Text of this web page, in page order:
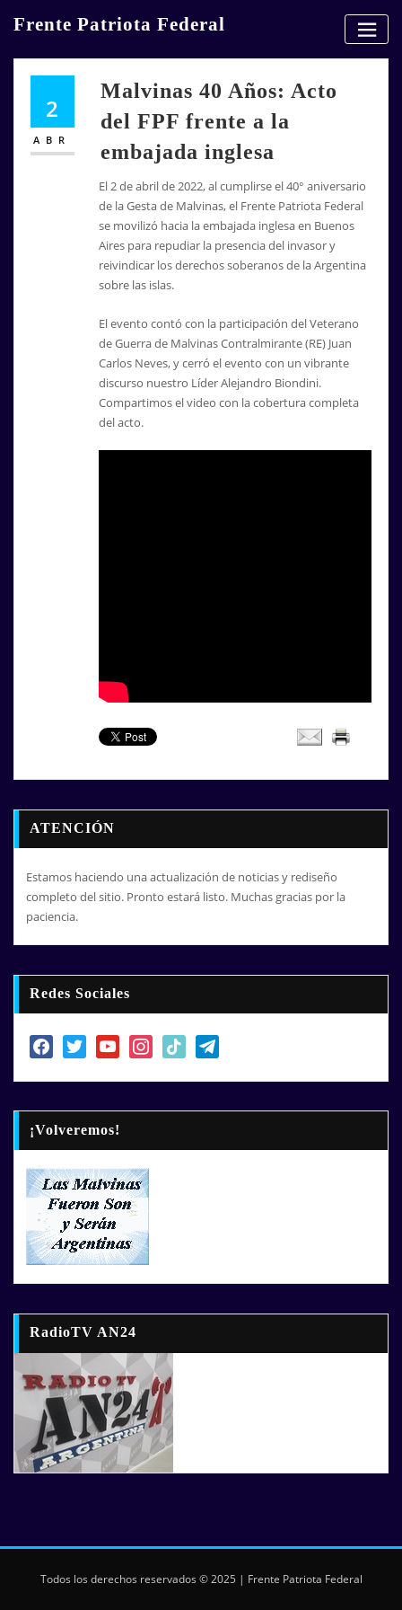
Frente Patriota Federal
2
ABR
Malvinas 40 Años: Acto
del FPF frente a la
embajada inglesa
El 2 de abril de 2022, al cumplirse el 40° aniversario
de la Gesta de Malvinas, el Frente Patriota Federal
se movilizó hacia la embajada inglesa en Buenos
Aires para repudiar la presencia del invasor y
reivindicar los derechos soberanos de la Argentina
sobre las islas.
El evento contó con la participación del Veterano
de Guerra de Malvinas Contralmirante (RE) Juan
Carlos Neves, y cerró el evento con un vibrante
discurso nuestro Líder Alejandro Biondini.
Compartimos el video con la cobertura completa
del acto.
ATENCIÓN
Estamos haciendo una actualización de noticias y rediseño
completo del sitio. Pronto estará listo. Muchas gracias por la
paciencia.
Redes Sociales
facebooktwitter youtubeinstagram
tiktok telegram
¡Volveremos!
RadioTV AN24
Todos los derechos reservados © 2025 | Frente Patriota Federal